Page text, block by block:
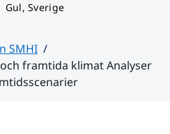
Gul, Sverige
SMHI
framtida klimat Analyser